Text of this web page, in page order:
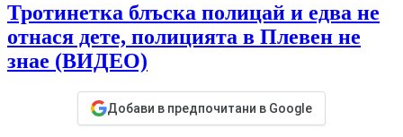
Тротинетка блъска полицай и едва не
отнася дете, полицията в Плевен не
знае (ВИДЕО)
Добави в предпочитани в Google